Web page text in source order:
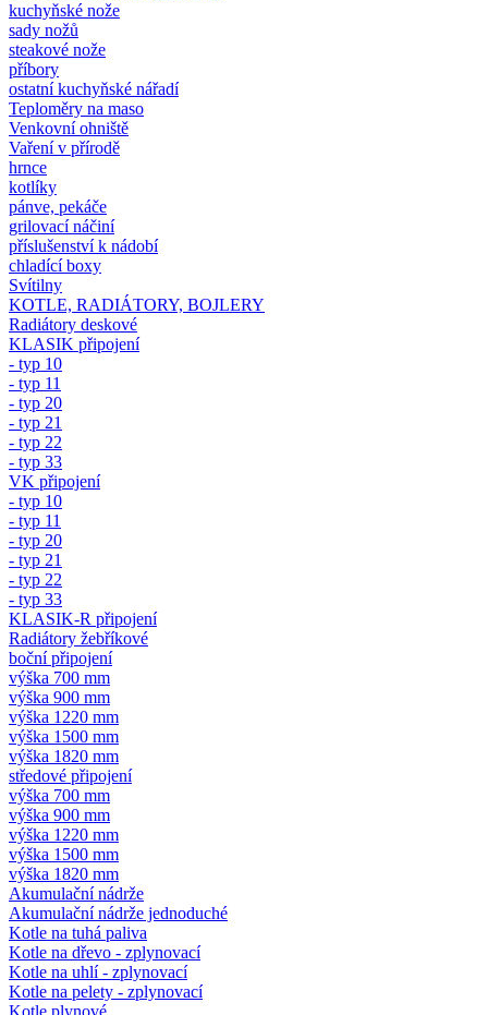
kuchyňské nože
sady nožů
steakové nože
příbory
ostatní kuchyňské nářadí
Teploměry na maso
Venkovní ohniště
Vaření v přírodě
hrnce
kotlíky
pánve, pekáče
grilovací náčiní
příslušenství k nádobí
chladící boxy
Svítilny
KOTLE, RADIÁTORY, BOJLERY
Radiátory deskové
KLASIK připojení
- typ 10
- typ 11
- typ 20
- typ 21
- typ 22
- typ 33
VK připojení
- typ 10
- typ 11
- typ 20
- typ 21
- typ 22
- typ 33
KLASIK-R připojení
Radiátory žebříkové
boční připojení
výška 700 mm
výška 900 mm
výška 1220 mm
výška 1500 mm
výška 1820 mm
středové připojení
výška 700 mm
výška 900 mm
výška 1220 mm
výška 1500 mm
výška 1820 mm
Akumulační nádrže
Akumulační nádrže jednoduché
Kotle na tuhá paliva
Kotle na dřevo - zplynovací
Kotle na uhlí - zplynovací
Kotle na pelety - zplynovací